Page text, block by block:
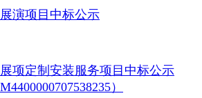
演项目中标公示
项定制安装服务项目中标公示
）